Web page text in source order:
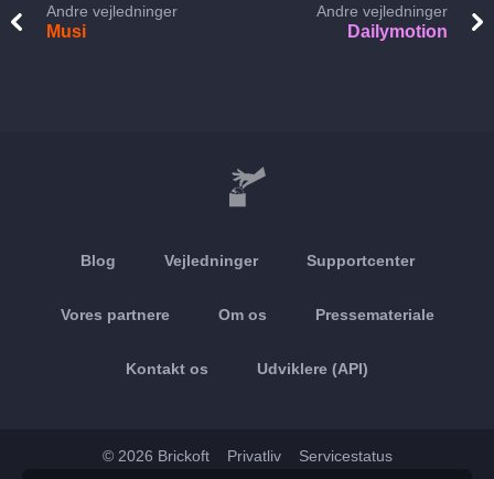
Andre vejledninger
Musi
Andre vejledninger
Dailymotion
Blog Vejledninger Supportcenter
Vores partnere Om os Pressemateriale
Kontakt os Udviklere (API)
© 2026 Brickoft Privatliv Servicestatus